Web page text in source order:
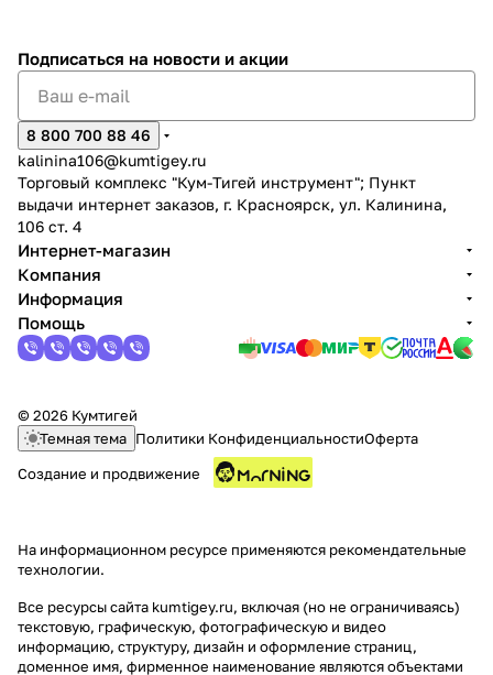
Подписаться на новости и акции
8 800 700 88 46
kalinina106@kumtigey.ru
Торговый комплекс "Кум-Тигей инструмент"; Пункт
выдачи интернет заказов, г. Красноярск, ул. Калинина,
106 ст. 4
Интернет-магазин
Компания
Информация
Помощь
© 2026 Кумтигей
Темная тема Политики КонфиденциальностиОферта
Создание и продвижение
На информационном ресурсе применяются рекомендательные
технологии.
Все ресурсы сайта kumtigey.ru, включая (но не ограничиваясь)
текстовую, графическую, фотографическую и видео
информацию, структуру, дизайн и оформление страниц,
доменное имя, фирменное наименование являются объектами